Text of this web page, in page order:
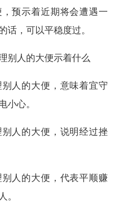
预示着近期将会遭遇一
话，可以平稳度过。
别人的大便示着什么
人的大便，意味着宜守
小心。
人的大便，说明经过挫
人的大便，代表平顺赚
。